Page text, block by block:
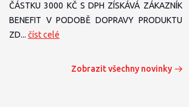
ČÁSTKU 3000 KČ S DPH ZÍSKÁVÁ ZÁKAZNÍK
BENEFIT V PODOBĚ DOPRAVY PRODUKTU
ZD... číst celé
Zobrazit všechny novinky